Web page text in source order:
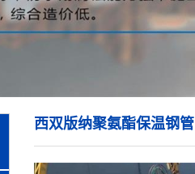
西双版纳聚氨酯保温钢管